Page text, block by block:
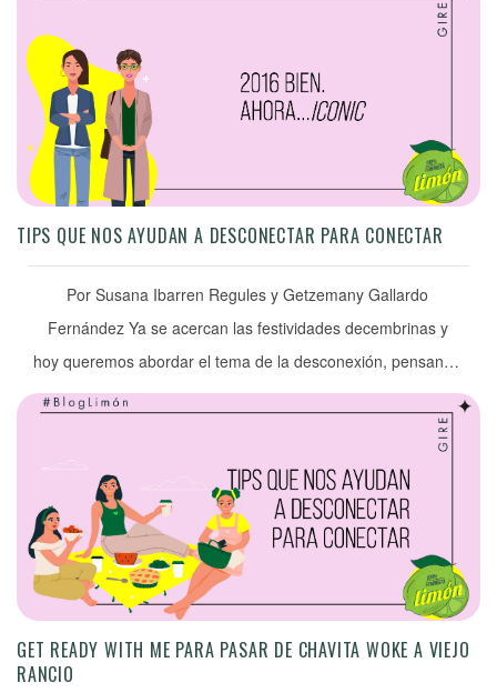
TIPS QUE NOS AYUDAN A DESCONECTAR PARA CONECTAR
Por Susana Ibarren Regules y Getzemany Gallardo
Fernández Ya se acercan las festividades decembrinas y
hoy queremos abordar el tema de la desconexión, pensando
en que muchas personas toman vacaciones y les vienen
bien algunas ideas para aprovecharlas al máximo. ¿Qué
desprendernos de la tecnología? Lo hemos […]
GET READY WITH ME PARA PASAR DE CHAVITA WOKE A VIEJO
RANCIO